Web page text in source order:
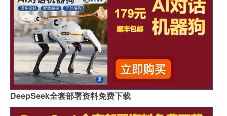
DeepSeek全套部署资料免费下载